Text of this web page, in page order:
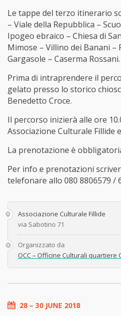
Le tappe del terzo itinerario
– Viale della Repubblica –
Ipogeo ebraico – Chiesa di
Mimose – Villino dei Banani –
Gargasole – Caserma Rossani.
Prima di intraprendere il
gelato presso lo storico
Benedetto Croce.
Il percorso inizierà alle ore
Associazione Culturale Fillide
La prenotazione è
Per info e prenotazioni
telefonare allo 080 8806579 /
Associazione Culturale Fillide
via Sabotino 71
Organizzato da
OCC – Officine Culturali quartiere
28 – 30 JUNE 2018